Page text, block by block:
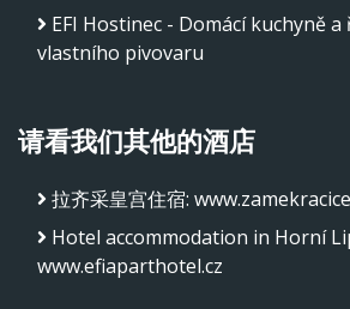
EFI Hostinec - Domácí kuchyně
vlastního pivovaru
请看我们其他的酒店
拉齐采皇宫住宿:
Hotel accommodation in Horní
www.efiaparthotel.cz